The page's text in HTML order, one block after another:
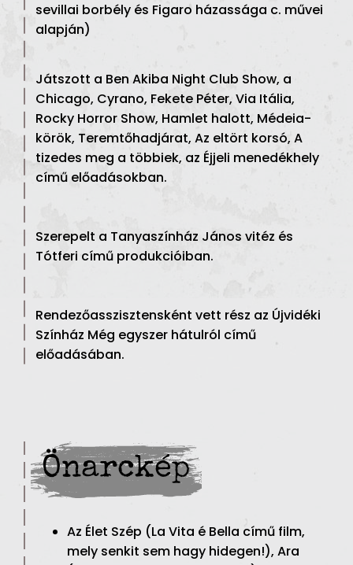
sevillai borbély és Figaro házassága c. művei
alapján)
Játszott a Ben Akiba Night Club Show, a
Chicago, Cyrano, Fekete Péter, Via Itália,
Rocky Horror Show, Hamlet halott, Médeia-
körök, Teremtőhadjárat, Az eltört korsó, A
tizedes meg a többiek, az Éjjeli menedékhely
című előadásokban.
Szerepelt a Tanyaszínház János vitéz és
Tótferi című produkcióiban.
Rendezőasszisztensként vett rész az Újvidéki
Színház Még egyszer hátulról című
előadásában.
Önarckép
Az Élet Szép (La Vita é Bella című film,
mely senkit sem hagy hidegen!), Ara